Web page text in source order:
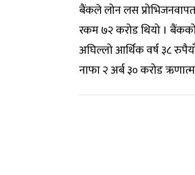
बैंकले लोन लस
रकम ७२ करोड थियो ।
अघिल्लो आर्थिक वर्ष ३८
नाफा २ अर्ब ३० करोड